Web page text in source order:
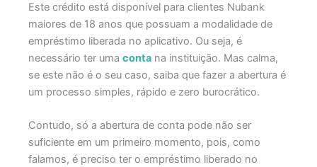
Este crédito está disponível para clientes Nubank
maiores de 18 anos que possuam a modalidade de
empréstimo liberada no aplicativo. Ou seja, é
necessário ter uma contana instituição. Mas calma,
se este não é o seu caso, saiba que fazer a abertura é
um processo simples, rápido e zero burocrático.
Contudo, só a abertura de conta pode não ser
suficiente em um primeiro momento, pois, como
falamos, é preciso ter o empréstimo liberado no